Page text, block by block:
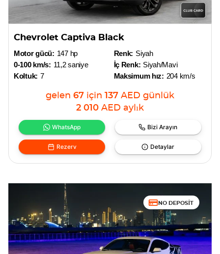
Chevrolet Captiva Black
Motor gücü: 147 hp
0-100 km/s: 11,2 saniye
Koltuk: 7
Renk: Siyah
İç Renk: Siyah/Mavi
Maksimum hız: 204 km/s
gelen 67 için 137 AED günlük
2 010 AED aylık
WhatsApp Bizi Arayın
Rezerv Detaylar
NO DEPOSIT